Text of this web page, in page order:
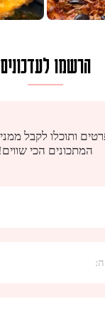
הרשמו לעדכונים